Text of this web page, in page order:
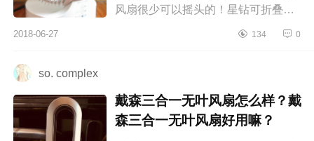
风扇很少可以摇头的！星钻可折叠遥
且声音挺温柔的，定时的功能也...
2018-06-27 134 0
so. complex
戴森三合一无叶风扇怎么样？戴
森三合一无叶风扇好用嘛？